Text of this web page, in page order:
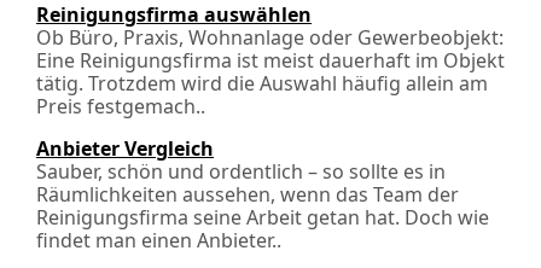
Reinigungsfirma auswählen
Ob Büro, Praxis, Wohnanlage oder Gewerbeobjekt:
Eine Reinigungsfirma ist meist dauerhaft im Objekt
tätig. Trotzdem wird die Auswahl häufig allein am
Preis festgemach..
Anbieter Vergleich
Sauber, schön und ordentlich – so sollte es in
Räumlichkeiten aussehen, wenn das Team der
Reinigungsfirma seine Arbeit getan hat. Doch wie
findet man einen Anbieter..